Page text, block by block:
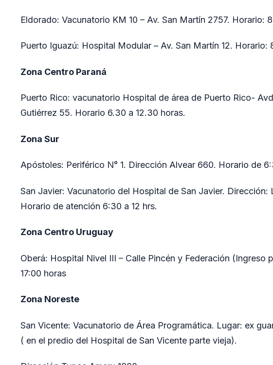
Eldorado: Vacunatorio KM 10 – Av. San Martín 2757. Horario:
Puerto Iguazú: Hospital Modular – Av. San Martín 12. Horario:
Zona Centro Paraná
Puerto Rico: vacunatorio Hospital de área de Puerto Rico-
Gutiérrez 55. Horario 6.30 a 12.30 horas.
Zona Sur
Apóstoles: Periférico N° 1. Dirección Alvear 660. Horario de
San Javier: Vacunatorio del Hospital de San Javier. Dirección:
Horario de atención 6:30 a 12 hrs.
Zona Centro Uruguay
Oberá: Hospital Nivel III – Calle Pincén y Federación (Ingreso
17:00 horas
Zona Noreste
San Vicente: Vacunatorio de Área Programática. Lugar: ex
( en el predio del Hospital de San Vicente parte vieja).